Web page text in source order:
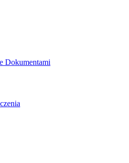
Dokumentami